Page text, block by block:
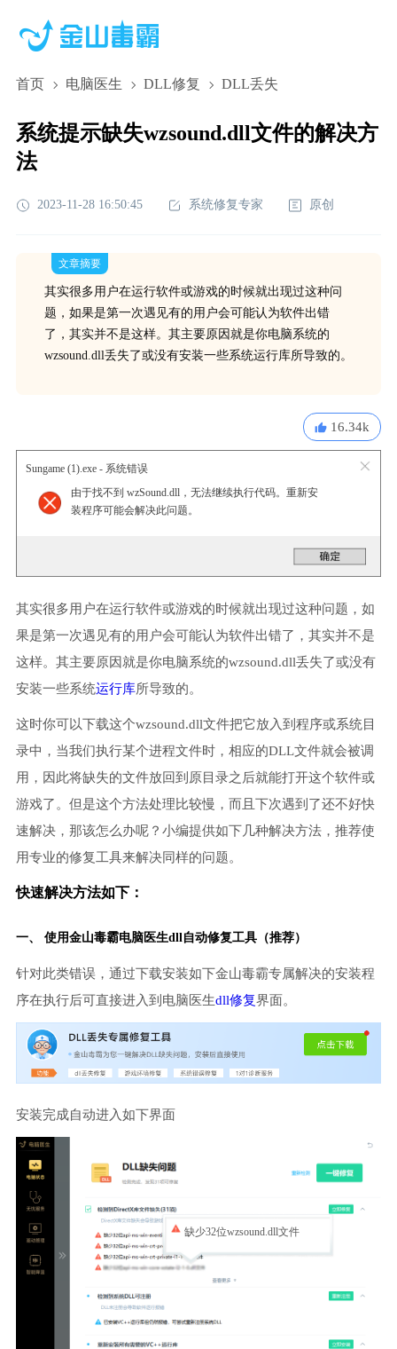
首页 电脑医生 DLL修复 DLL丢失
系统提示缺失wzsound.dll文件的解决方
法
2023-11-28 16:50:45 系统修复专家 原创
文章摘要
其实很多用户在运行软件或游戏的时候就出现过这种问
题，如果是第一次遇见有的用户会可能认为软件出错
了，其实并不是这样。其主要原因就是你电脑系统的
wzsound.dll丢失了或没有安装一些系统运行库所导致的。
16.34k
Sungame (1).exe - 系统错误
由于找不到 wzSound.dll，无法继续执行代码。重新安
装程序可能会解决此问题。
其实很多用户在运行软件或游戏的时候就出现过这种问题，如
果是第一次遇见有的用户会可能认为软件出错了，其实并不是
这样。其主要原因就是你电脑系统的wzsound.dll丢失了或没有
安装一些系统运行库所导致的。
这时你可以下载这个wzsound.dll文件把它放入到程序或系统目
录中，当我们执行某个进程文件时，相应的DLL文件就会被调
用，因此将缺失的文件放回到原目录之后就能打开这个软件或
游戏了。但是这个方法处理比较慢，而且下次遇到了还不好快
速解决，那该怎么办呢？小编提供如下几种解决方法，推荐使
用专业的修复工具来解决同样的问题。
快速解决方法如下：
一、 使用金山毒霸电脑医生dll自动修复工具（推荐）
针对此类错误，通过下载安装如下金山毒霸专属解决的安装程
序在执行后可直接进入到电脑医生dll修复界面。
安装完成自动进入如下界面
缺少32位wzsound.dll文件